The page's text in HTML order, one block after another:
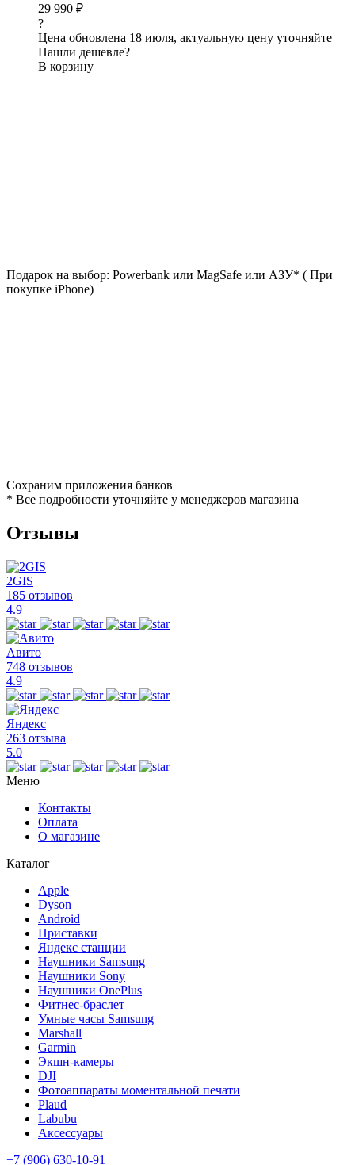
29 990 ₽
?
Цена обновлена 18 июля, актуальную цену уточняйте
Нашли дешевле?
В корзину
Подарок на выбор: Powerbank или MagSafe или AЗУ* ( При
покупке iPhone)
Сохраним приложения банков
* Все подробности уточняйте у менеджеров магазина
Отзывы
2GIS
185 отзывов
4.9
Авито
748 отзывов
4.9
Яндекс
263 отзыва
5.0
Меню
Контакты
Оплата
О магазине
Каталог
Apple
Dyson
Android
Приставки
Яндекс станции
Наушники Samsung
Наушники Sony
Наушники OnePlus
Фитнес-браслет
Умные часы Samsung
Marshall
Garmin
Экшн-камеры
DJI
Фотоаппараты моментальной печати
Plaud
Labubu
Аксессуары
+7 (906) 630-10-91